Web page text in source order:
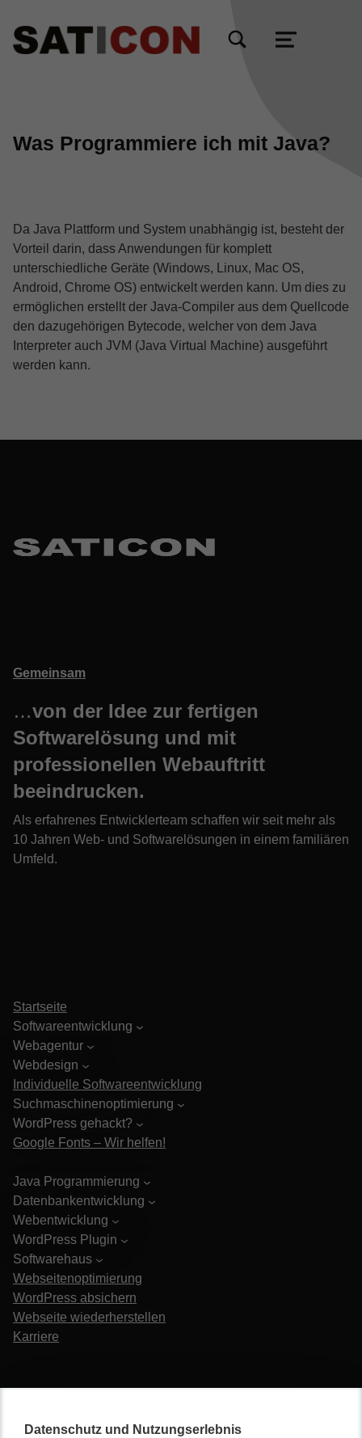
Datenschutz und Nutzungserlebnis
TOGGLE SEARCH FORM MODAL BOX
MENU
Was Programmiere ich mit Java?
Da Java Plattform und System unabhängig ist, besteht der
Vorteil darin, dass Anwendungen für komplett
unterschiedliche Geräte (Windows, Linux, Mac OS,
Android, Chrome OS) entwickelt werden kann. Um dies zu
ermöglichen erstellt der Java-Compiler aus dem Quellcode
den dazugehörigen Bytecode, welcher von dem Java
Interpreter auch JVM (Java Virtual Machine) ausgeführt
werden kann.
Gemeinsam
…von der Idee zur fertigen
Softwarelösung und mit
professionellen Webauftritt
beeindrucken.
Als erfahrenes Entwicklerteam schaffen wir seit mehr als
10 Jahren Web- und Softwarelösungen in einem familiären
Umfeld.
Startseite
Softwareentwicklung
Webagentur
Webdesign
Individuelle Softwareentwicklung
Suchmaschinenoptimierung
WordPress gehackt?
Google Fonts – Wir helfen!
Java Programmierung
Datenbankentwicklung
Webentwicklung
WordPress Plugin
Softwarehaus
Webseitenoptimierung
WordPress absichern
Webseite wiederherstellen
Karriere